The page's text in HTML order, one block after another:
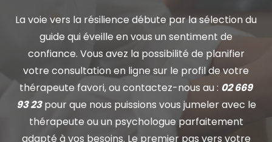
La voie vers la résilience débute par la sélection du
guide qui éveille en vous un sentiment de
confiance. Vous avez la possibilité de planifier
votre consultation en ligne sur le profil de votre
thérapeute favori, ou contactez-nous au : 02 669
93 23pour que nous puissions vous jumeler avec le
thérapeute ou un psychologue parfaitement
adapté à vos besoins. Le premier pas vers votre